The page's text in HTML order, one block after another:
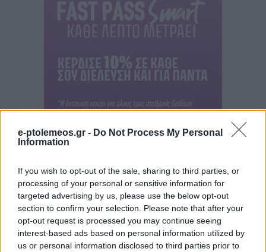
e-ptolemeos.gr - Do Not Process My Personal
Information
If you wish to opt-out of the sale, sharing to third parties, or
processing of your personal or sensitive information for
targeted advertising by us, please use the below opt-out
section to confirm your selection. Please note that after your
opt-out request is processed you may continue seeing
interest-based ads based on personal information utilized by
us or personal information disclosed to third parties prior to